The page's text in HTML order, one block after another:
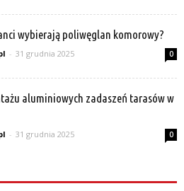
wybierają poliwęglan komorowy?
- 31 grudnia 2025 0
aluminiowych zadaszeń tarasów w
- 31 grudnia 2025 0